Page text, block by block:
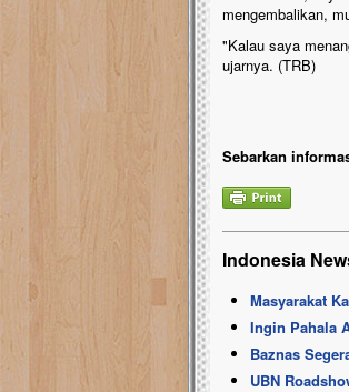
mengembalikan,
"Kalau saya
ujarnya. (TRB)
Sebarkan
Indonesia
Masyarakat
Ingin Pahala
Baznas
UBN